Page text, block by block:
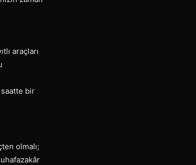
araçları
bir
olmalı;